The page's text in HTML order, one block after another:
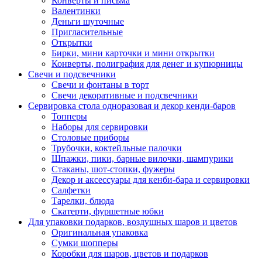
Валентинки
Деньги шуточные
Пригласительные
Открытки
Бирки, мини карточки и мини открытки
Конверты, полиграфия для денег и купюрницы
Свечи и подсвечники
Свечи и фонтаны в торт
Свечи декоративные и подсвечники
Сервировка стола одноразовая и декор кенди-баров
Топперы
Наборы для сервировки
Столовые приборы
Трубочки, коктейльные палочки
Шпажки, пики, барные вилочки, шампурики
Стаканы, шот-стопки, фужеры
Декор и аксессуары для кенби-бара и сервировки
Салфетки
Тарелки, блюда
Скатерти, фуршетные юбки
Для упаковки подарков, воздушных шаров и цветов
Оригинальная упаковка
Сумки шопперы
Коробки для шаров, цветов и подарков